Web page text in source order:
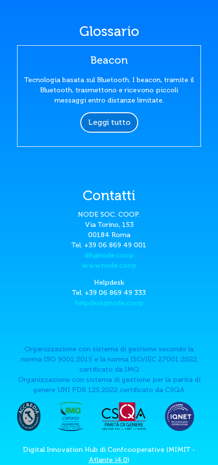
Glossario
Beacon
Tecnologia basata sul Bluetooth. I beacon, tramite il
Bluetooth, trasmettono e ricevono piccoli
messaggi entro distanze limitate.
Leggi tutto
Contatti
NODE SOC. COOP.
Via Torino, 153
00184 Roma
Tel. +39 06 869 49 001
dih@node.coop
www.node.coop
Helpdesk
Tel. +39 06 869 49 333
helpdesk@node.coop
Organizzazione con sistema di gestione secondo la
norma ISO 9001:2015 e la norma ISO/IEC 27001:2022
certificato da IMQ
Organizzazione con sistema di gestione per la paritá di
genere UNI PDR 125:2022 certificato da CSQA
Digital Innovation Hub di Confcooperative (MIMIT -
Atlante i4.0)